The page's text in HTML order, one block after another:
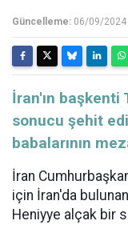
Güncelleme: 06/09/2024
​​​​​​​İran'ın
sonucu şehit
babalarının
İran
için İran'da
Heniyye alçak bir